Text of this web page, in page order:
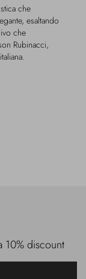
che
esaltando
che
Rubinacci,
10% discount